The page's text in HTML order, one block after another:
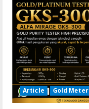
Article Gold Meter